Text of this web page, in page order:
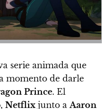
serie animada que
momento de darle
Prince. El
Netflixjunto aAaron